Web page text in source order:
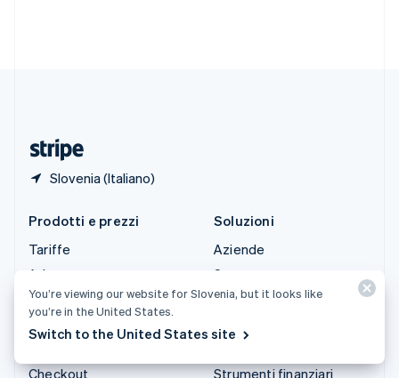
Slovenia (Italiano)
Prodotti e prezzi
Tariffe
Atlas
Authorization Boost
Billing
Checkout
Soluzioni
Aziende
Start-up
Commercio agentico
Strumenti finanziari
You’re viewing our website for Slovenia, but it looks like
you’re in the United States.
Switch to the United States site